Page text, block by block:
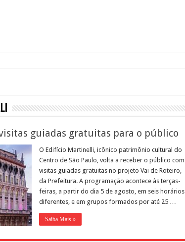
guiadas gratuitas para o público
O Edifício Martinelli, icônico patrimônio cultural do
Centro de São Paulo, volta a receber o público com
visitas guiadas gratuitas no projeto Vai de Roteiro,
da Prefeitura. A programação acontece às terças-
feiras, a partir do dia 5 de agosto, em seis horários
diferentes, e em grupos formados por até 25 …
Saiba Mais »